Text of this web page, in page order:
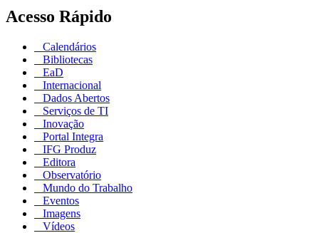
Acesso Rápido
Calendários
Bibliotecas
EaD
Internacional
Dados Abertos
Serviços de TI
Inovação
Portal Integra
IFG Produz
Editora
Observatório
Mundo do Trabalho
Eventos
Imagens
Vídeos